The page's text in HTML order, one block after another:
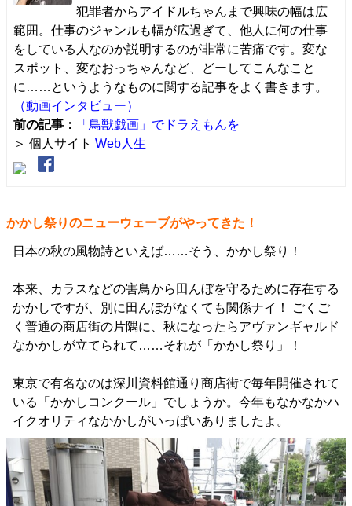
犯罪者からアイドルちゃんまで興味の幅は広
範囲。仕事のジャンルも幅が広過ぎて、他人に何の仕事
をしている人なのか説明するのが非常に苦痛です。変な
スポット、変なおっちゃんなど、どーしてこんなこと
に……というようなものに関する記事をよく書きます。
（動画インタビュー）
前の記事：
「鳥獣戯画」でドラえもんを
＞ 個人サイト Web人生
かかし祭りのニューウェーブがやってきた！
日本の秋の風物詩といえば……そう、かかし祭り！
本来、カラスなどの害鳥から田んぼを守るために存在する
かかしですが、別に田んぼがなくても関係ナイ！ ごくご
く普通の商店街の片隅に、秋になったらアヴァンギャルド
なかかしが立てられて……それが「かかし祭り」！
東京で有名なのは深川資料館通り商店街で毎年開催されて
いる「かかしコンクール」でしょうか。今年もなかなかハ
イクオリティなかかしがいっぱいありましたよ。